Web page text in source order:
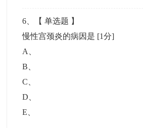
6 、【单选题 】
慢性宫颈炎的病因是 [1分]
A
B
C
D
E